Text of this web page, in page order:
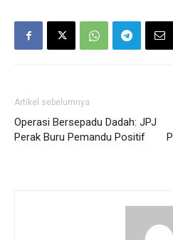
Artikel sebelumnya
Operasi Bersepadu Dadah: JPJ
Perak Buru Pemandu Positif